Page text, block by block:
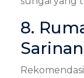
8.